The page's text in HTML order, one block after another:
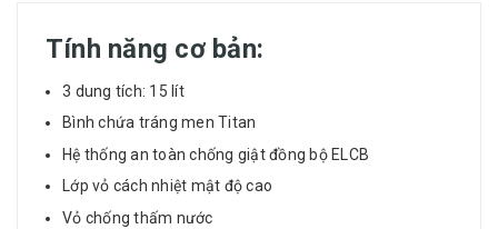
Tính năng cơ bản:
3 dung tích: 15 lít
Bình chứa tráng men Titan
Hệ thống an toàn chống giật đồng bộ ELCB
Lớp vỏ cách nhiệt mật độ cao
Vỏ chống thấm nước